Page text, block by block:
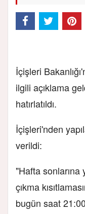
İçişleri
ilgili açıklama
hatırlatıldı.
İçişleri'nden
verildi:
"Hafta sonlarına
çıkma
bugün saat